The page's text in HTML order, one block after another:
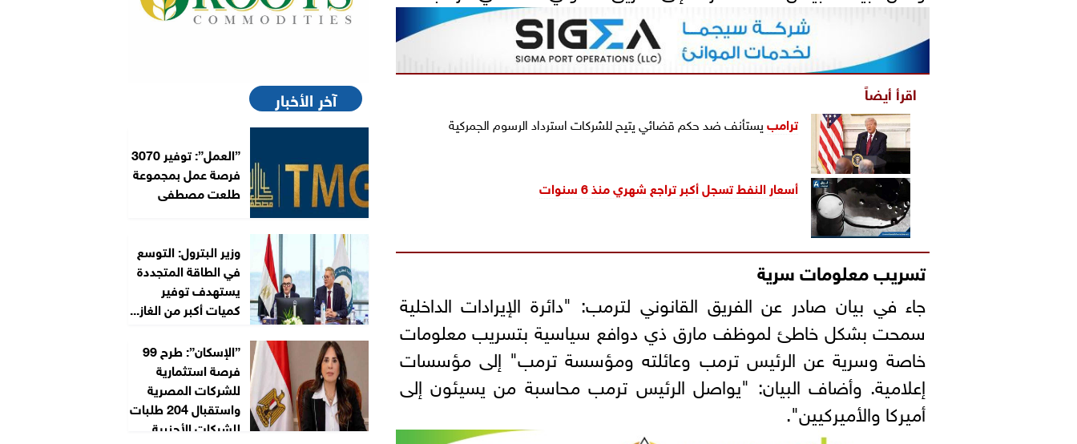
اقرأ أيضاً
ترامبيستأنف ضد حكم قضائي يتيح للشركات استرداد الرسوم الجمركية
أسعار النفط تسجل أكبر تراجع شهري منذ 6 سنوات
تسريب معلومات سرية
جاء في بيان صادر عن الفريق القانوني لترمب: "دائرة الإيرادات الداخلية
سمحت بشكل خاطئ لموظف مارق ذي دوافع سياسية بتسريب معلومات
خاصة وسرية عن الرئيس ترمب وعائلته ومؤسسة ترمب" إلى مؤسسات
إعلامية. وأضاف البيان: "يواصل الرئيس ترمب محاسبة من يسيئون إلى
أميركا والأميركيين".
آخر الأخبار
”العمل”: توفير 3070
فرصة عمل بمجموعة
طلعت مصطفى
وزير البترول: التوسع
في الطاقة المتجددة
يستهدف توفير
كميات أكبر من الغاز...
”الإسكان”: طرح 99
فرصة استثمارية
للشركات المصرية
واستقبال 204 طلبات
للشركات الأجنبية...